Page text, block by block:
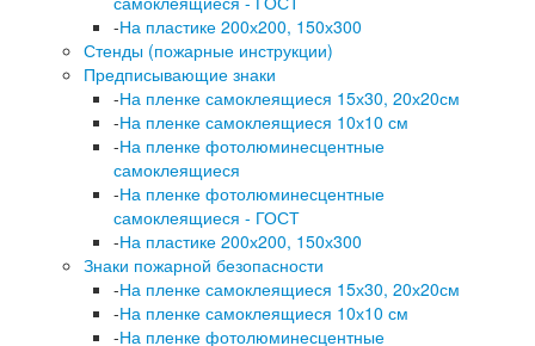
-На пластике 200х200, 150х300
Стенды (пожарные инструкции)
Предписывающие знаки
-На пленке самоклеящиеся 15х30, 20х20см
-На пленке самоклеящиеся 10х10 см
-На пленке фотолюминесцентные
самоклеящиеся
-На пленке фотолюминесцентные
самоклеящиеся - ГОСТ
-На пластике 200х200, 150х300
Знаки пожарной безопасности
-На пленке самоклеящиеся 15х30, 20х20см
-На пленке самоклеящиеся 10х10 см
-На пленке фотолюминесцентные